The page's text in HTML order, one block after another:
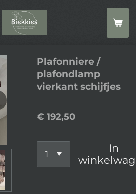
Plafonniere /
plafondlamp
vierkant schijfjes
€ 192,50
In